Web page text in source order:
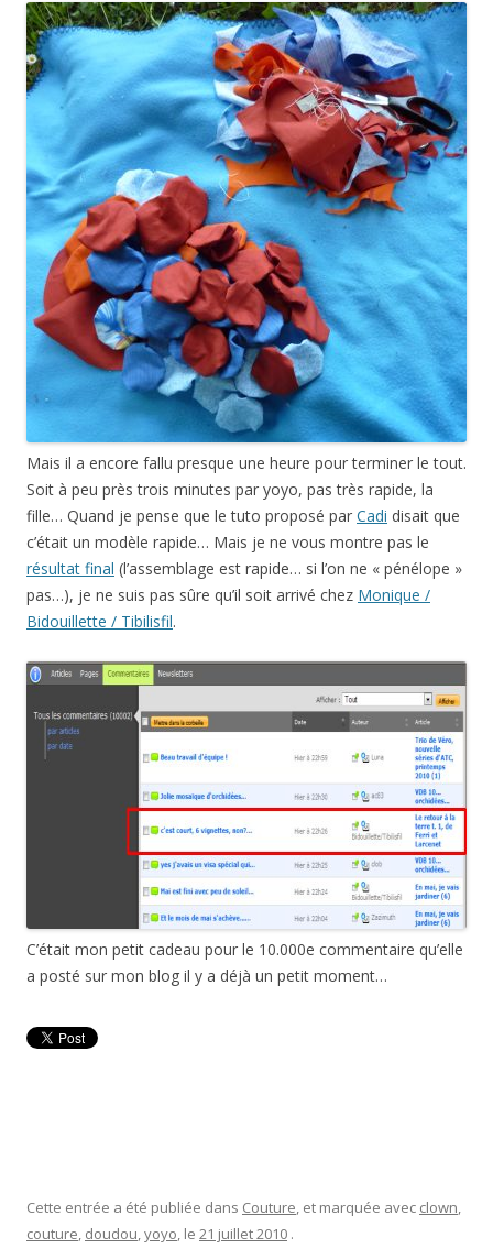
Mais il a encore fallu presque une heure pour terminer le tout.
Soit à peu près trois minutes par yoyo, pas très rapide, la
fille… Quand je pense que le tuto proposé par Cadi disait que
c’était un modèle rapide… Mais je ne vous montre pas le
résultat final (l’assemblage est rapide… si l’on ne « pénélope »
pas…), je ne suis pas sûre qu’il soit arrivé chez Monique /
Bidouillette / Tibilisfil.
C’était mon petit cadeau pour le 10.000e commentaire qu’elle
a posté sur mon blog il y a déjà un petit moment…
Cette entrée a été publiée dans Couture, et marquée avec clown,
couture, doudou,yoyo, le 21 juillet 2010 .